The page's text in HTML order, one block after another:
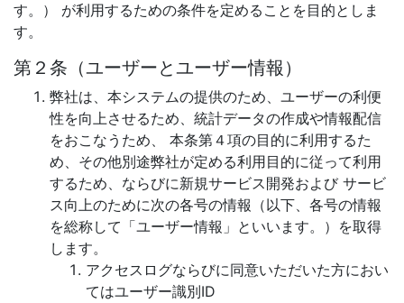
す。） が利用するための条件を定めることを目的としま
す。
第２条（ユーザーとユーザー情報）
弊社は、本システムの提供のため、ユーザーの利便
性を向上させるため、統計データの作成や情報配信
をおこなうため、 本条第４項の目的に利用するた
め、その他別途弊社が定める利用目的に従って利用
するため、ならびに新規サービス開発および サービ
ス向上のために次の各号の情報（以下、各号の情報
を総称して「ユーザー情報」といいます。）を取得
します。
アクセスログならびに同意いただいた方におい
てはユーザー識別ID